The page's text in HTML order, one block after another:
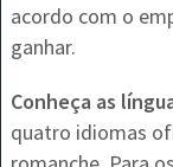
acordo com o
ganhar.
Conheça as
quatro idiomas